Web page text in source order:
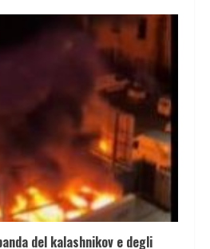
del kalashnikov e degli